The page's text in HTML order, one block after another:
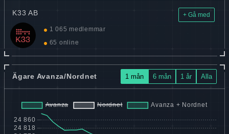
K33 AB
1 065 medlemmar
65 online
+ Gå med
Ägare Avanza/Nordnet 1 mån 6 mån 1 år Alla